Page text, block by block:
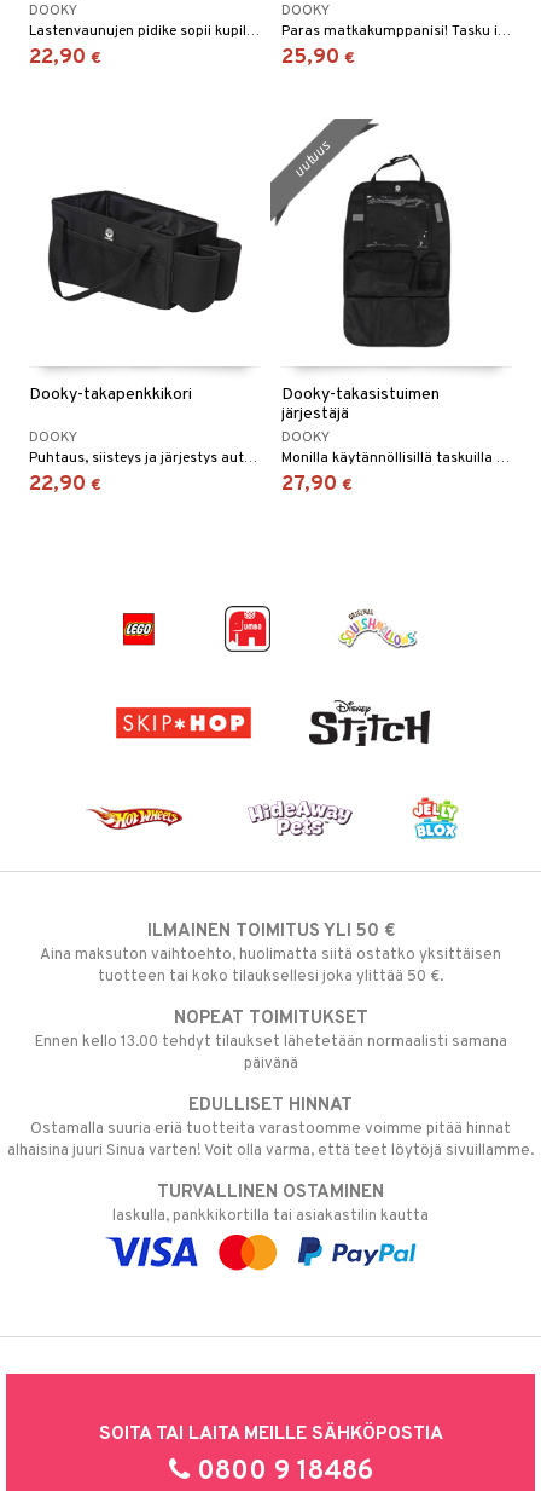
DOOKY
Lastenvaunujen pidike sopii kupille ja välipaloille.
22,90 €
DOOKY
Paras matkakumppanisi! Tasku iPadille, jossa on paljon säilytystilaa ja pöytä, jossa voit istua ja askarrella autossa.
25,90 €
Dooky-takapenkkikori
DOOKY
Puhtaus, siisteys ja järjestys autossa!
22,90 €
Dooky-takasistuimen
järjestäjä
DOOKY
Monilla käytännöllisillä taskuilla ja tablettitelineellä!
27,90 €
uutuus
ILMAINEN TOIMITUS YLI 50 €
Aina maksuton vaihtoehto, huolimatta siitä ostatko yksittäisen
tuotteen tai koko tilauksellesi joka ylittää 50 €.
NOPEAT TOIMITUKSET
Ennen kello 13.00 tehdyt tilaukset lähetetään normaalisti samana
päivänä
EDULLISET HINNAT
Ostamalla suuria eriä tuotteita varastoomme voimme pitää hinnat
alhaisina juuri Sinua varten! Voit olla varma, että teet löytöjä sivuillamme.
TURVALLINEN OSTAMINEN
laskulla, pankkikortilla tai asiakastilin kautta
SOITA TAI LAITA MEILLE SÄHKÖPOSTIA
0800 9 18486